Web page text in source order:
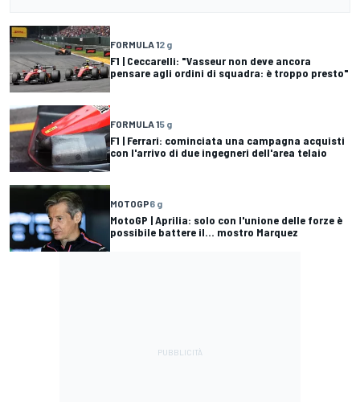
FORMULA 12 g
F1 | Ceccarelli: "Vasseur non deve ancora
pensare agli ordini di squadra: è troppo presto"
FORMULA 15 g
F1 | Ferrari: cominciata una campagna acquisti
con l'arrivo di due ingegneri dell'area telaio
MOTOGP6 g
MotoGP | Aprilia: solo con l'unione delle forze è
possibile battere il... mostro Marquez